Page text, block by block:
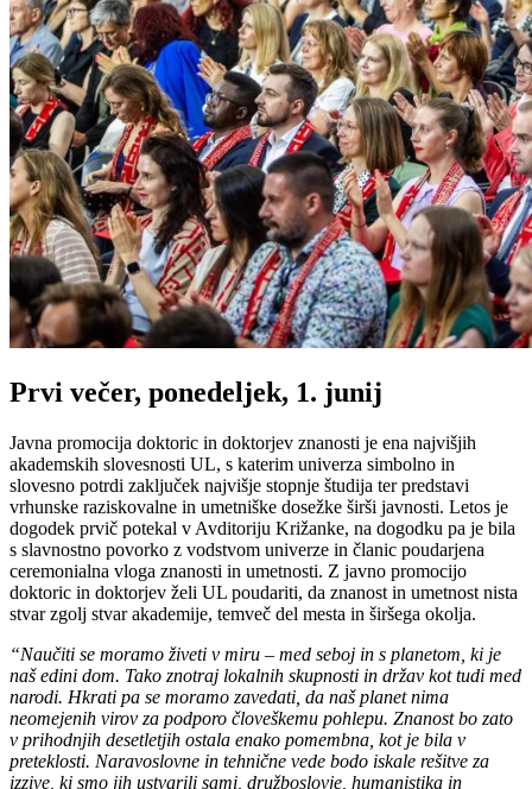
Prvi večer, ponedeljek, 1. junij
Javna promocija doktoric in doktorjev znanosti je ena najvišjih
akademskih slovesnosti UL, s katerim univerza simbolno in
slovesno potrdi zaključek najvišje stopnje študija ter predstavi
vrhunske raziskovalne in umetniške dosežke širši javnosti. Letos je
dogodek prvič potekal v Avditoriju Križanke, na dogodku pa je bila
s slavnostno povorko z vodstvom univerze in članic poudarjena
ceremonialna vloga znanosti in umetnosti. Z javno promocijo
doktoric in doktorjev želi UL poudariti, da znanost in umetnost nista
stvar zgolj stvar akademije, temveč del mesta in širšega okolja.
“Naučiti se moramo živeti v miru – med seboj in s planetom, ki je
naš edini dom. Tako znotraj lokalnih skupnosti in držav kot tudi med
narodi. Hkrati pa se moramo zavedati, da naš planet nima
neomejenih virov za podporo človeškemu pohlepu. Znanost bo zato
v prihodnjih desetletjih ostala enako pomembna, kot je bila v
preteklosti. Naravoslovne in tehnične vede bodo iskale rešitve za
izzive, ki smo jih ustvarili sami, družboslovje, humanistika in